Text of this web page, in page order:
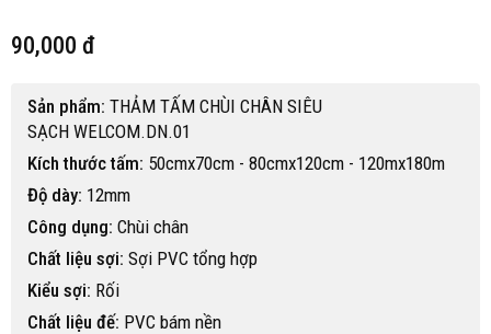
90,000 đ
Sản phẩm: THẢM TẤM CHÙI CHÂN SIÊU
SẠCH WELCOM.DN.01
Kích thước tấm: 50cmx70cm - 80cmx120cm - 120mx180m
Độ dày: 12mm
Công dụng: Chùi chân
Chất liệu sợi: Sợi PVC tổng hợp
Kiểu sợi: Rối
Chất liệu đế: PVC bám nền